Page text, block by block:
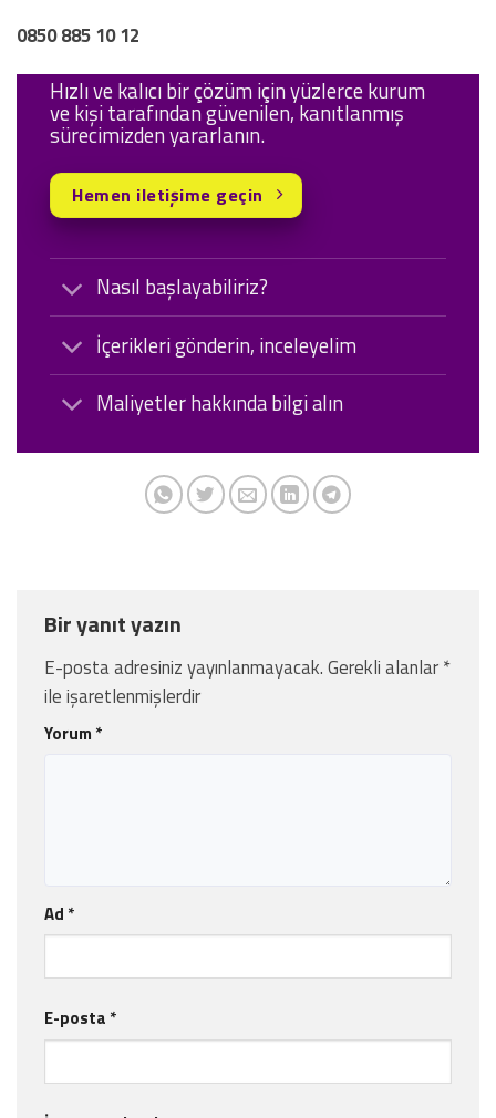
0850 885 10 12
Nasıl başlayabiliriz?
İçerikleri gönderin, inceleyelim
Maliyetler hakkında bilgi alın
Hızlı ve kalıcı bir çözüm için yüzlerce kurum
ve kişi tarafından güvenilen, kanıtlanmış
sürecimizden yararlanın.
Hemen iletişime geçin
Bir yanıt yazın
E-posta adresiniz yayınlanmayacak.Gerekli alanlar*
ile işaretlenmişlerdir
Yorum *
Ad *
E-posta *